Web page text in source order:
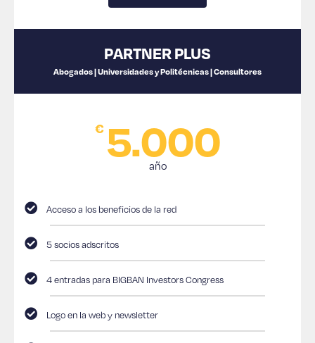
PARTNER PLUS
Abogados | Universidades y Politécnicas | Consultores
€ 5.000
año
Acceso a los beneficios de la red
5 socios adscritos
4 entradas para BIGBAN Investors Congress
Logo en la web y newsletter